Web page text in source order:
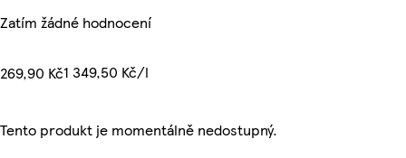
Zatím žádné hodnocení
269,90 Kč1 349,50 Kč/l
Tento produkt je momentálně nedostupný.